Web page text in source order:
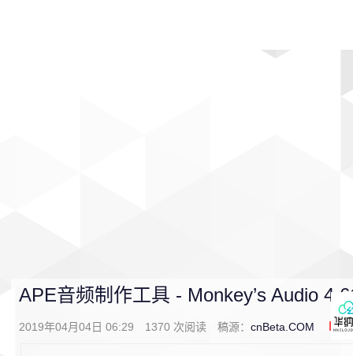
APE音频制作工具 - Monkey’s Audio
2019年04月04日 06:29 1370 次阅读 稿源： cnBeta.COM 0